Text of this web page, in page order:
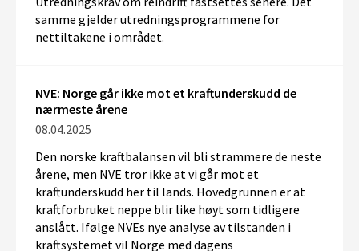
samme gjelder utredningsprogrammene for
nettiltakene i området.
NVE: Norge går ikke mot et kraftunderskudd de
nærmeste årene
08.04.2025
Den norske kraftbalansen vil bli strammere de neste
årene, men NVE tror ikke atvi går mot et
krafunderskudd her til lands. Hovedgrunnen er at
kraftforbruket neppe blir like høyt som tidligere
anslått. Ifølge NVEs nye analyse avtilstanden i
kraftsystemetvil Norge med dagens